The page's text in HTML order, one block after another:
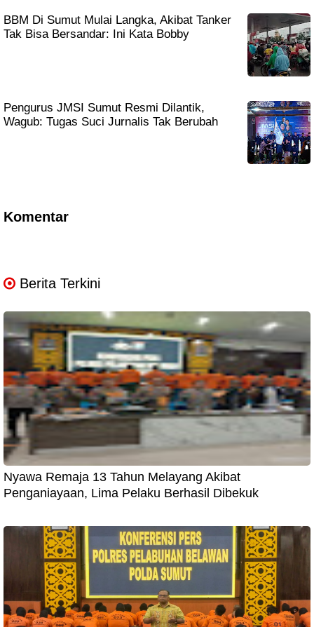
BBM Di Sumut Mulai Langka, Akibat Tanker
Tak Bisa Bersandar: Ini Kata Bobby
Pengurus JMSI Sumut Resmi Dilantik,
Wagub: Tugas Suci Jurnalis Tak Berubah
Komentar
Berita Terkini
Nyawa Remaja 13 Tahun Melayang Akibat
Penganiayaan, Lima Pelaku Berhasil Dibekuk